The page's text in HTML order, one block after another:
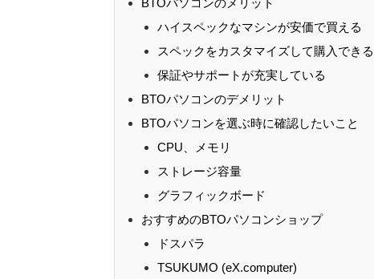
BTOパソコンのメリット
ハイスペックなマシンが安価で買える
スペックをカスタマイズして購入できる
保証やサポートが充実している
BTOパソコンのデメリット
BTOパソコンを選ぶ時に確認したいこと
CPU、メモリ
ストレージ容量
グラフィックボード
おすすめのBTOパソコンショップ
ドスパラ
TSUKUMO (eX.computer)